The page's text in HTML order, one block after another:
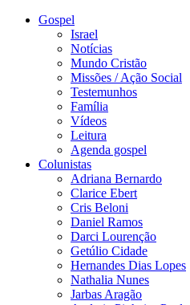
Gospel
Israel
Notícias
Mundo Cristão
Missões / Ação Social
Testemunhos
Família
Vídeos
Leitura
Agenda gospel
Colunistas
Adriana Bernardo
Clarice Ebert
Cris Beloni
Daniel Ramos
Darci Lourenção
Getúlio Cidade
Hernandes Dias Lopes
Nathalia Nunes
Jarbas Aragão